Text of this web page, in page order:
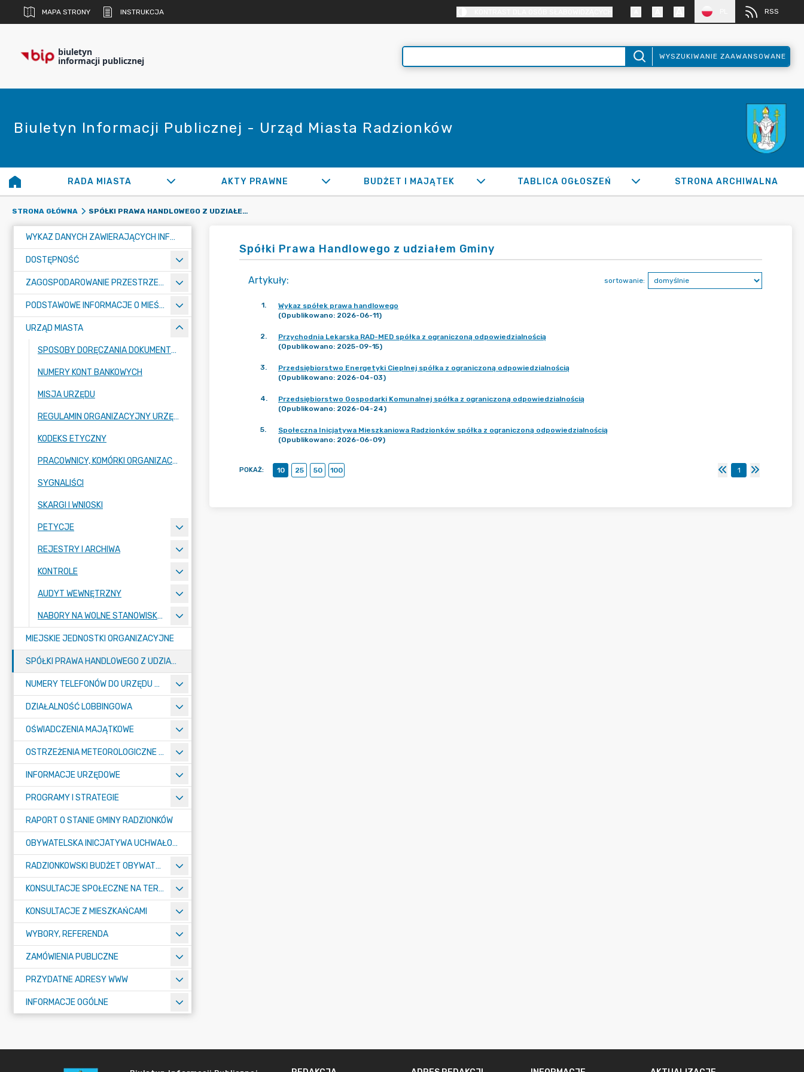
MAPA STRONY INSTRUKCJA RSS
biuletyn
informacji publicznej WYSZUKIWANIE ZAAWANSOWANE
Biuletyn Informacji Publicznej - Urząd Miasta Radzionków
RADA MIASTA AKTY PRAWNE BUDŻET I MAJĄTEK TABLICA OGŁOSZEŃ STRONA ARCHIWALNA
STRONA GŁÓWNA SPÓŁKI PRAWA HANDLOWEGO Z UDZIAŁEM GMINY
WYKAZ DANYCH ZAWIERAJĄCYCH INFORMACJE O ŚRODOWISKU I JEGO OCHRONIE
DOSTĘPNOŚĆ
ZAGOSPODAROWANIE PRZESTRZENNE
PODSTAWOWE INFORMACJE O MIEŚCIE
URZĄD MIASTA
SPOSOBY DORĘCZANIA DOKUMENTÓW DO URZĘDU MIASTA RADZIONKÓW
NUMERY KONT BANKOWYCH
MISJA URZĘDU
REGULAMIN ORGANIZACYJNY URZĘDU
KODEKS ETYCZNY
PRACOWNICY, KOMÓRKI ORGANIZACYJNE URZĘDU
SYGNALIŚCI
SKARGI I WNIOSKI
PETYCJE
REJESTRY I ARCHIWA
KONTROLE
AUDYT WEWNĘTRZNY
NABORY NA WOLNE STANOWISKA PRACY
MIEJSKIE JEDNOSTKI ORGANIZACYJNE
SPÓŁKI PRAWA HANDLOWEGO Z UDZIAŁEM GMINY
NUMERY TELEFONÓW DO URZĘDU MIASTA, MIEJSKICH JEDNOSTEK ORGANIZACYJNYCH ORAZ SPÓŁEK PRAWA HANDLOWEGO Z UDZIAŁEM GMINY
DZIAŁALNOŚĆ LOBBINGOWA
OŚWIADCZENIA MAJĄTKOWE
OSTRZEŻENIA METEOROLOGICZNE O ZŁYM STANIE POWIETRZA I INNE
INFORMACJE URZĘDOWE
PROGRAMY I STRATEGIE
RAPORT O STANIE GMINY RADZIONKÓW
OBYWATELSKA INICJATYWA UCHWAŁODAWCZA
RADZIONKOWSKI BUDŻET OBYWATELSKI
KONSULTACJE SPOŁECZNE NA TERENIE MIASTA RADZIONKÓW
KONSULTACJE Z MIESZKAŃCAMI
WYBORY, REFERENDA
ZAMÓWIENIA PUBLICZNE
PRZYDATNE ADRESY WWW
INFORMACJE OGÓLNE
Spółki Prawa Handlowego z udziałem Gminy
Artykuły: sortowanie:
1.
Wykaz spółek prawa handlowego
(Opublikowano: 2026-06-11)
2.
Przychodnia Lekarska RAD-MED spółka z ograniczoną odpowiedzialnością
(Opublikowano: 2025-09-15)
3.
Przedsiębiorstwo Energetyki Cieplnej spółka z ograniczoną odpowiedzialnością
(Opublikowano: 2026-04-03)
4.
Przedsiębiorstwo Gospodarki Komunalnej spółka z ograniczoną odpowiedzialnością
(Opublikowano: 2026-04-24)
5.
Społeczna Inicjatywa Mieszkaniowa Radzionków spółka z ograniczoną odpowiedzialnością
(Opublikowano: 2026-06-09)
POKAŻ: 10 25 50 100 1